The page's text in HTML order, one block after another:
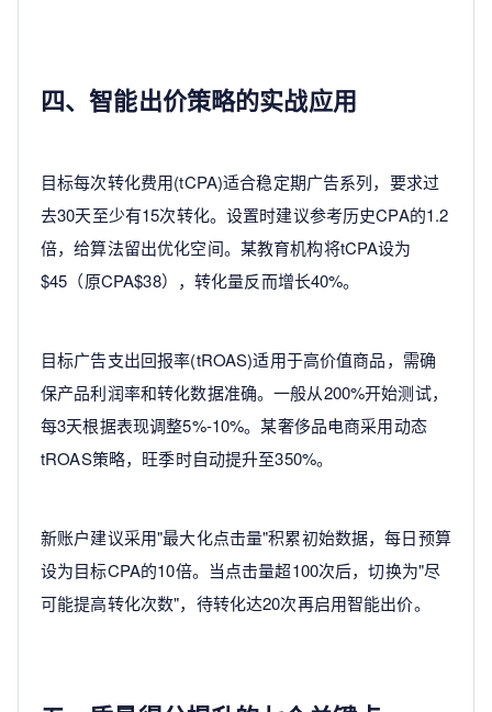
四、智能出价策略的实战应用
目标每次转化费用(tCPA)适合稳定期广告系列，要求过
去30天至少有15次转化。设置时建议参考历史CPA的1.2
倍，给算法留出优化空间。某教育机构将tCPA设为
$45（原CPA$38），转化量反而增长40%。
目标广告支出回报率(tROAS)适用于高价值商品，需确
保产品利润率和转化数据准确。一般从200%开始测试，
每3天根据表现调整5%-10%。某奢侈品电商采用动态
tROAS策略，旺季时自动提升至350%。
新账户建议采用"最大化点击量"积累初始数据，每日预算
设为目标CPA的10倍。当点击量超100次后，切换为"尽
可能提高转化次数"，待转化达20次再启用智能出价。